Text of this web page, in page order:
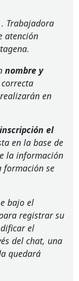
Trabajadora
atención
nombre y
en
el
en la base de
la información
formación se
bajo el
registrar su
el
del chat, una
quedará